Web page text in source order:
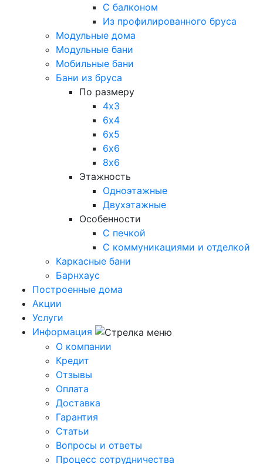
С балконом
Из профилированного бруса
Модульные дома
Модульные бани
Мобильные бани
Бани из бруса
По размеру
4х3
6х4
6х5
6х6
8х6
Этажность
Одноэтажные
Двухэтажные
Особенности
С печкой
С коммуникациями и отделкой
Каркасные бани
Барнхаус
Построенные дома
Акции
Услуги
Информация
О компании
Кредит
Отзывы
Оплата
Доставка
Гарантия
Статьи
Вопросы и ответы
Процесс сотрудничества